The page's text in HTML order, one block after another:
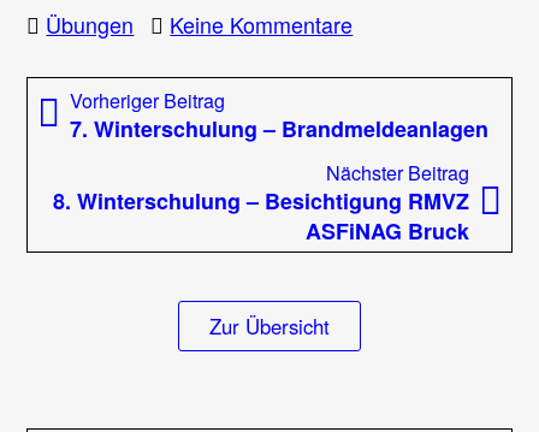
Übungen Keine Kommentarezu
unserer
und
Einsatzleiter
–
Planspiel
Tunneleinsatz
Beitragsnavigation
Vorheriger Beitrag
Beitrag:
7. Winterschulung – Brandmeldeanlagen
Nächster Beitrag
8. Winterschulung – Besichtigung RMVZ
ASFiNAG Bruck
Zur Übersicht